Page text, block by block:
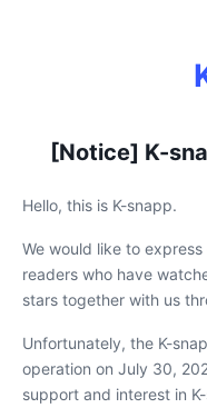
[Notice] K-
Hello, this is K-snapp.
We would like to
readers who have
stars together with us
Unfortunately, the K-
operation on July 30,
support and interest in